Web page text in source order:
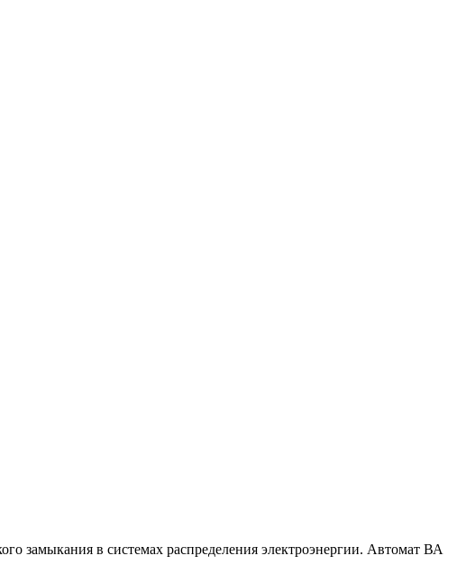
замыкания в системах распределения электроэнергии. Автомат ВА